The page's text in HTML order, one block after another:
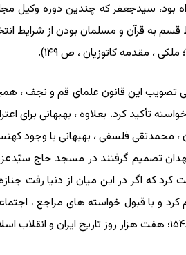
تصویب این قانون علمای قم و نجف ،
تأکید کرد. بعلاوه ، بهبهانی برای
، محمدتقی فلسفی ، بهبهانی با وجود
تصمیم گرفتند در مسجد حاج
کرد که اگر در این میان از دنیا رفت